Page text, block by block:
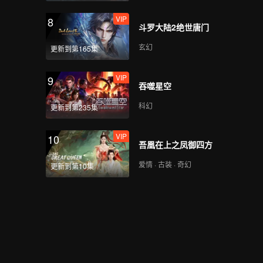
8
更新到第165集
VIP
斗罗大陆2绝世唐门
玄幻
9
更新到第235集
VIP
吞噬星空
科幻
10
更新到第10集
VIP
吾凰在上之凤御四方
爱情 · 古装 · 奇幻